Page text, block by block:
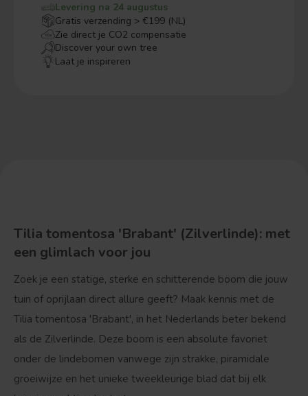
Levering na 24 augustus
Gratis verzending > €199 (NL)
Zie direct je CO2 compensatie
Discover your own tree
Laat je inspireren
Tilia tomentosa 'Brabant' (Zilverlinde): met
een glimlach voor jou
Zoek je een statige, sterke en schitterende boom die jouw
tuin of oprijlaan direct allure geeft? Maak kennis met de
Tilia tomentosa 'Brabant', in het Nederlands beter bekend
als de Zilverlinde. Deze boom is een absolute favoriet
onder de lindebomen vanwege zijn strakke, piramidale
groeiwijze en het unieke tweekleurige blad dat bij elk